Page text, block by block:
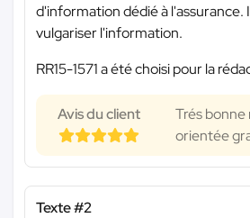
d'information dédié à l'assurance.
vulgariser l'information.
RR15-1571 a été choisi pour la
Avis du client
Trés
orientée
Texte #2